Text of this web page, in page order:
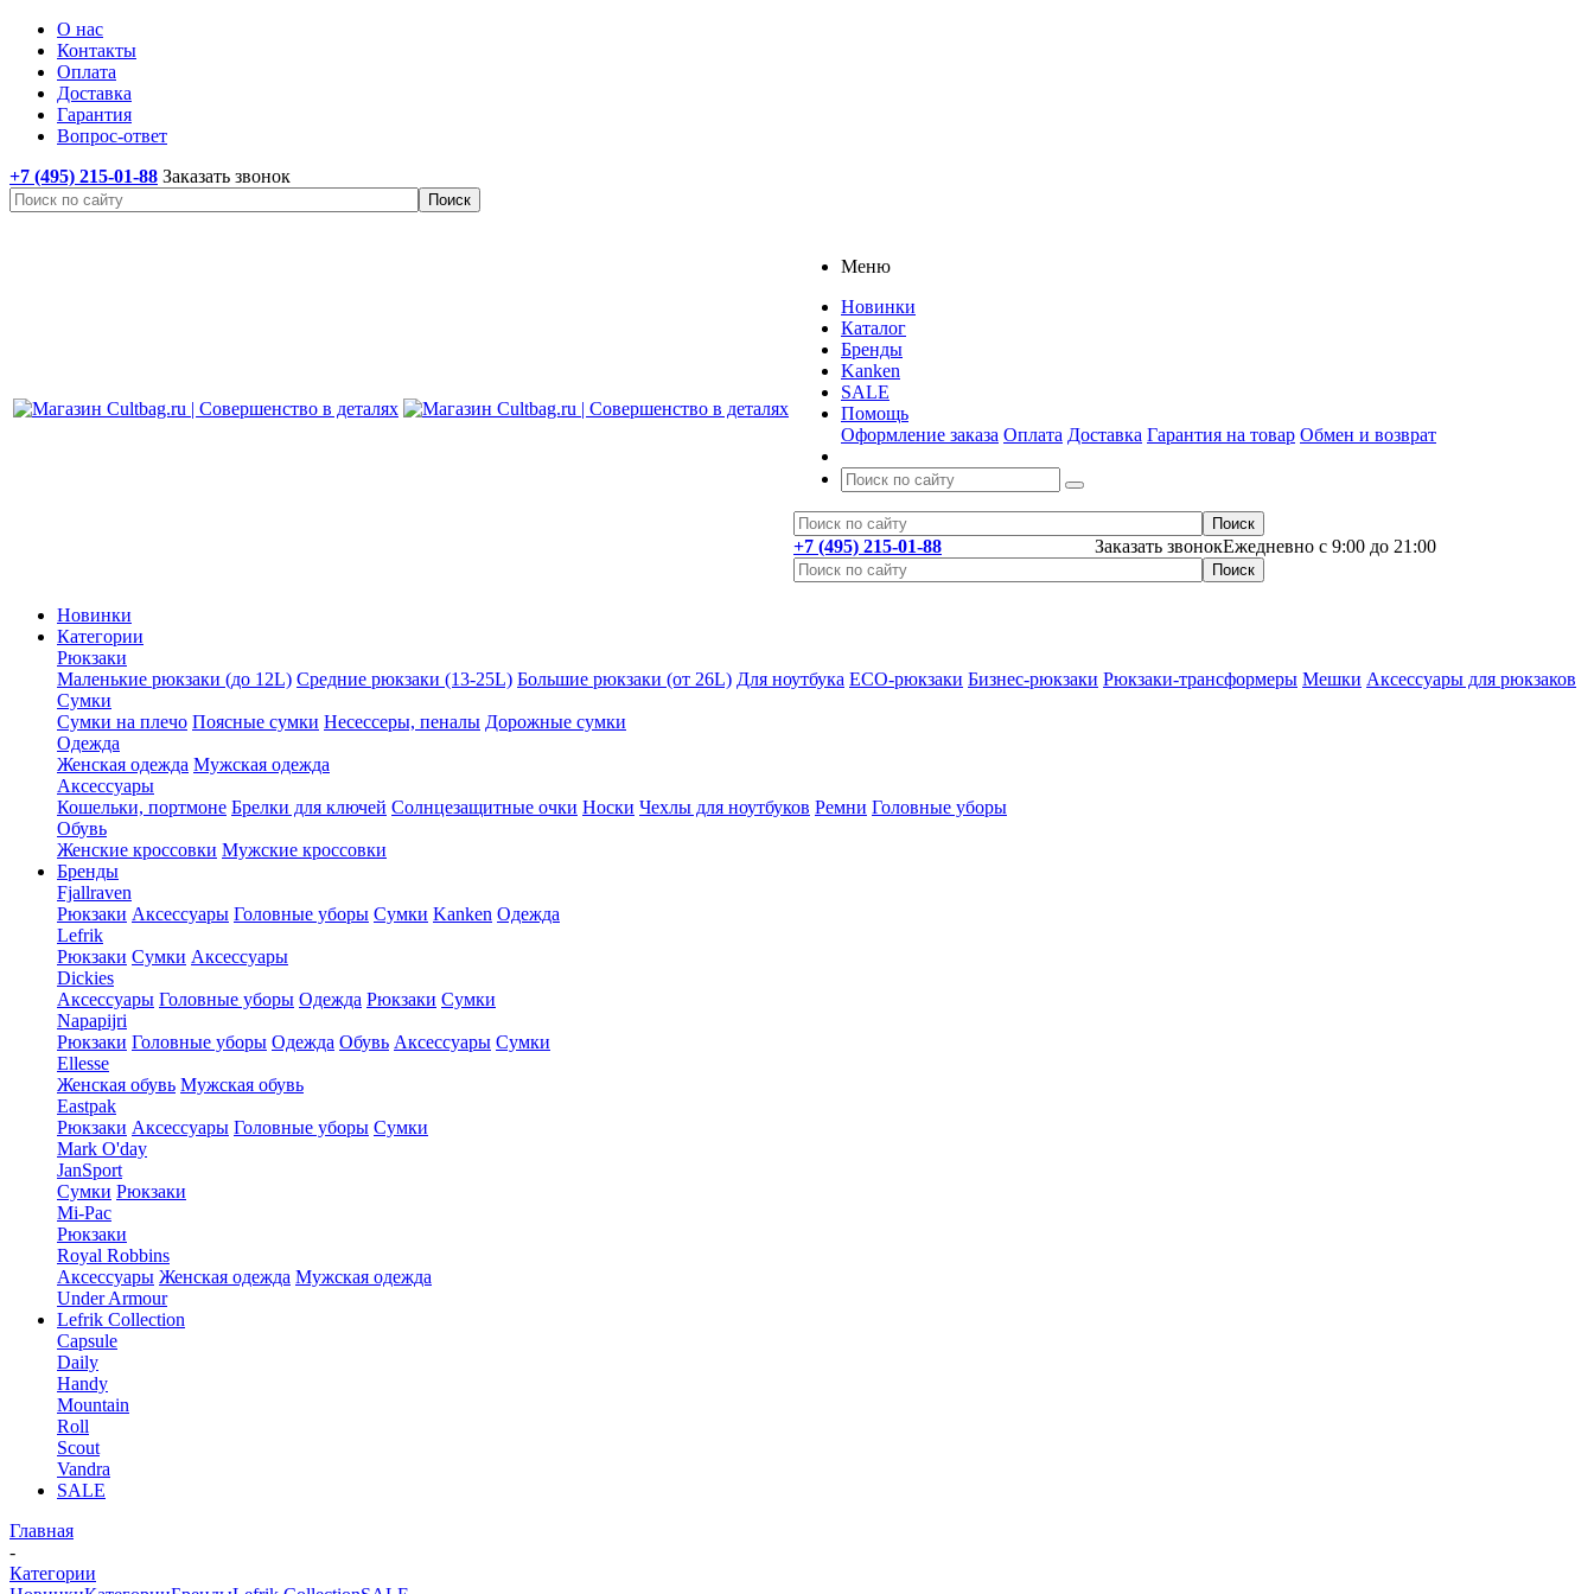
О нас
Контакты
Оплата
Доставка
Гарантия
Вопрос-ответ
+7 (495) 215-01-88 Заказать звонок
Меню
Новинки
Каталог
Бренды
Kanken
SALE
Помощь
Оформление заказа Оплата Доставка Гарантия на товар Обмен и возврат
Ежедневно с 9:00 до 21:00
+7 (495) 215-01-88 Заказать звонок
Новинки
Категории
Рюкзаки
Маленькие рюкзаки (до 12L) Средние рюкзаки (13-25L) Большие рюкзаки (от 26L) Для ноутбука ECO-рюкзаки Бизнес-рюкзаки Рюкзаки-трансформеры Мешки Аксессуары для рюкзаков
Сумки
Сумки на плечо Поясные сумки Несессеры, пеналы Дорожные сумки
Одежда
Женская одежда Мужская одежда
Аксессуары
Кошельки, портмоне Брелки для ключей Солнцезащитные очки Носки Чехлы для ноутбуков Ремни Головные уборы
Обувь
Женские кроссовки Мужские кроссовки
Бренды
Fjallraven
Рюкзаки Аксессуары Головные уборы Сумки Kanken Одежда
Lefrik
Рюкзаки Сумки Аксессуары
Dickies
Аксессуары Головные уборы Одежда Рюкзаки Сумки
Napapijri
Рюкзаки Головные уборы Одежда Обувь Аксессуары Сумки
Ellesse
Женская обувь Мужская обувь
Eastpak
Рюкзаки Аксессуары Головные уборы Сумки
Mark O'day
JanSport
Сумки Рюкзаки
Mi-Pac
Рюкзаки
Royal Robbins
Аксессуары Женская одежда Мужская одежда
Under Armour
Lefrik Collection
Capsule
Daily
Handy
Mountain
Roll
Scout
Vandra
SALE
Главная
-
Категории